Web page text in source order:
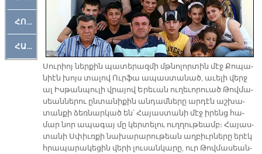
ՀՈԳԵՄՏԱՒՈՐ
ՀԱՐԹԱԿ
Սու­րիոյ ներ­քին պա­տե­րազ­մի մթնո­լոր­տին մէջ Քո­պա­
նիէն խոյս տա­լով Ուր­ֆա ա­պաս­տա­նած, ա­ւե­լի վերջ
ալ Իս­թան­պու­լի վրա­յով Ե­րե­ւան ու­ղե­ւո­րուած Թով­մա­
սեան­նե­րու ըն­տա­նի­քին ան­դամ­նե­րը ար­դէն աշ­խա­
տան­քի ձեռ­նար­կած են՝ Հա­յաս­տա­նի մէջ ի­րենց հա­
մար նոր ա­պա­գայ մը կեր­տե­լու ուղ­ղու­թեամբ։ Հա­յաս­
տա­նի Սփիւռ­քի նա­խա­րա­րու­թեան աղ­բիւր­նե­րը ե­րէկ
հրա­պա­րա­կե­ցին վե­րի լու­սան­կա­րը, ուր Թով­մա­սեան­